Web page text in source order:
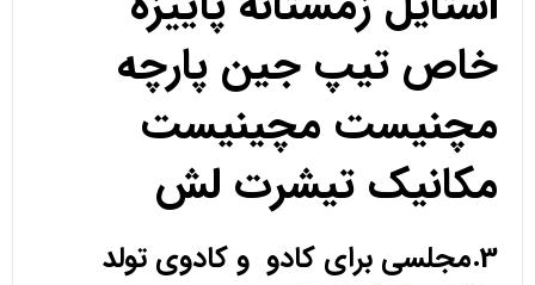
خاص تیپ جین پارچه
مچنیست مچینیست
مکانیک تیشرت لش
3.مجلسی برای کادو و کادوی تولد